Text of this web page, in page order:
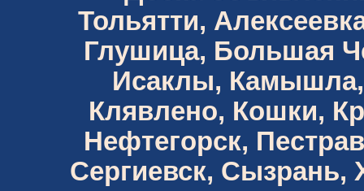
Тольятти,
Глушица, Большая
Исаклы, Камышла,
Клявлено, Кошки,
Нефтегорск,
Сергиевск,